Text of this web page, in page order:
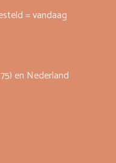
= vandaag
en Nederland